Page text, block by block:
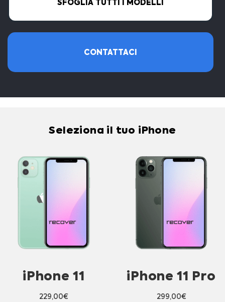
SFOGLIA TUTTI I MODELLI
CONTATTACI
Seleziona il tuo iPhone
iPhone 11
229,00€
iPhone 11 Pro
299,00€